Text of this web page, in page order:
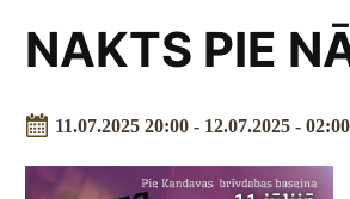
NAKTS PIE
11.07.2025 20:00 - 12.07.2025 - 02:00